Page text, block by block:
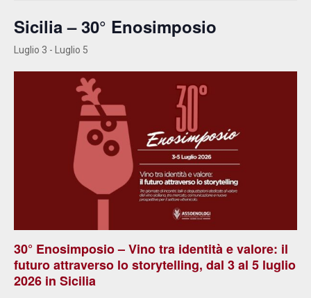
Sicilia – 30° Enosimposio
Luglio 3 - Luglio 5
30° Enosimposio – Vino tra identità e valore: il
futuro attraverso lo storytelling, dal 3 al 5 luglio
2026 in Sicilia